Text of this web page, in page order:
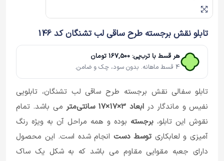
تابلو نقش برجسته طرح ساقی لب تشنگان کد 146
هر قسط با ترب‌پی: 167,500 تومان
4 قسط ماهانه. بدون سود، چک و ضامن.
تابلو سفالی نقش برجسته طرح ساقی لب تشنگان، تابلویی
نفیس و ماندگار درابعاد 3×17×17 سانتی‌متر می باشد. تمام
نقوش این تابلو، برجسته بوده و همه مراحل آن به ویژه رنگ
آمیزی و لعابکاری توسط دست انجام شده است. این محصول
دارای جعبه مقوایی مقاوم می باشد که به شکل یک ساک